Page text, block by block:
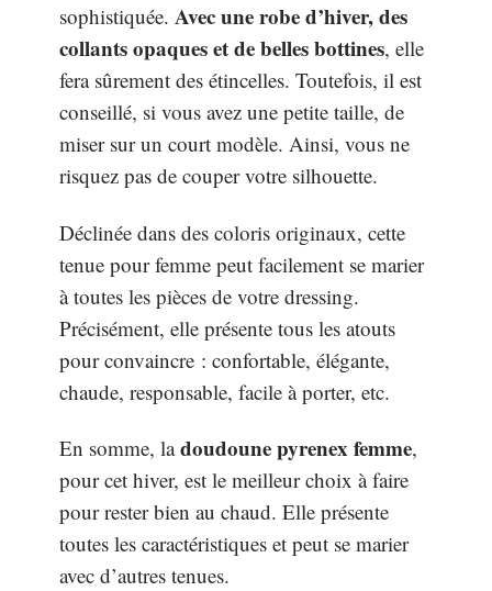
sophistiquée. Avec une robe d’hiver, des
collants opaques et de belles bottines, elle
fera sûrement des étincelles. Toutefois, il est
conseillé, si vous avez une petite taille, de
miser sur un court modèle. Ainsi, vous ne
risquez pas de couper votre silhouette.
Déclinée dans des coloris originaux, cette
tenue pour femme peut facilement se marier
à toutes les pièces de votre dressing.
Précisément, elle présente tous les atouts
pour convaincre : confortable, élégante,
chaude, responsable, facile à porter, etc.
En somme, ladoudoune pyrenex femme,
pour cet hiver, est le meilleur choix à faire
pour rester bien au chaud. Elle présente
toutes les caractéristiques et peut se marier
avec d’autres tenues.